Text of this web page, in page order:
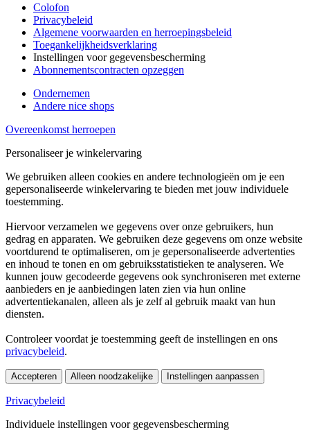
Colofon
Privacybeleid
Algemene voorwaarden en herroepingsbeleid
Toegankelijkheidsverklaring
Instellingen voor gegevensbescherming
Abonnementscontracten opzeggen
Ondernemen
Andere nice shops
Overeenkomst herroepen
Personaliseer je winkelervaring
We gebruiken alleen cookies en andere technologieën om je een
gepersonaliseerde winkelervaring te bieden met jouw individuele
toestemming.
Hiervoor verzamelen we gegevens over onze gebruikers, hun
gedrag en apparaten. We gebruiken deze gegevens om onze website
voortdurend te optimaliseren, om je gepersonaliseerde advertenties
en inhoud te tonen en om gebruiksstatistieken te analyseren. We
kunnen jouw gecodeerde gegevens ook synchroniseren met externe
aanbieders en je aanbiedingen laten zien via hun online
advertentiekanalen, alleen als je zelf al gebruik maakt van hun
diensten.
Controleer voordat je toestemming geeft de instellingen en ons
privacybeleid.
Accepteren Alleen noodzakelijke Instellingen aanpassen
Privacybeleid
Individuele instellingen voor gegevensbescherming